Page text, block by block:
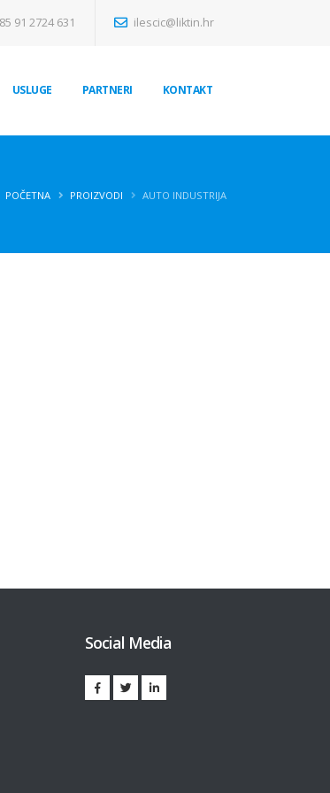
91 2724 631 ilescic@liktin.hr
USLUGE PARTNERI KONTAKT
POČETNA PROIZVODI AUTO INDUSTRIJA
Social Media